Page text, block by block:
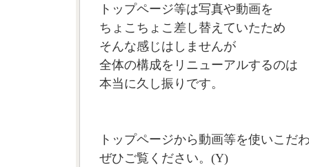
トップページ等は写真や動画を
ちょこちょこ差し替えていたため
そんな感じはしませんが
全体の構成をリニューアルするのは
本当に久し振りです。
トップページから動画等を使いこだ
ぜひご覧ください。(Y)